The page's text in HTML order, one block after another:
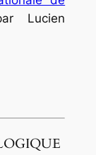
Lucien